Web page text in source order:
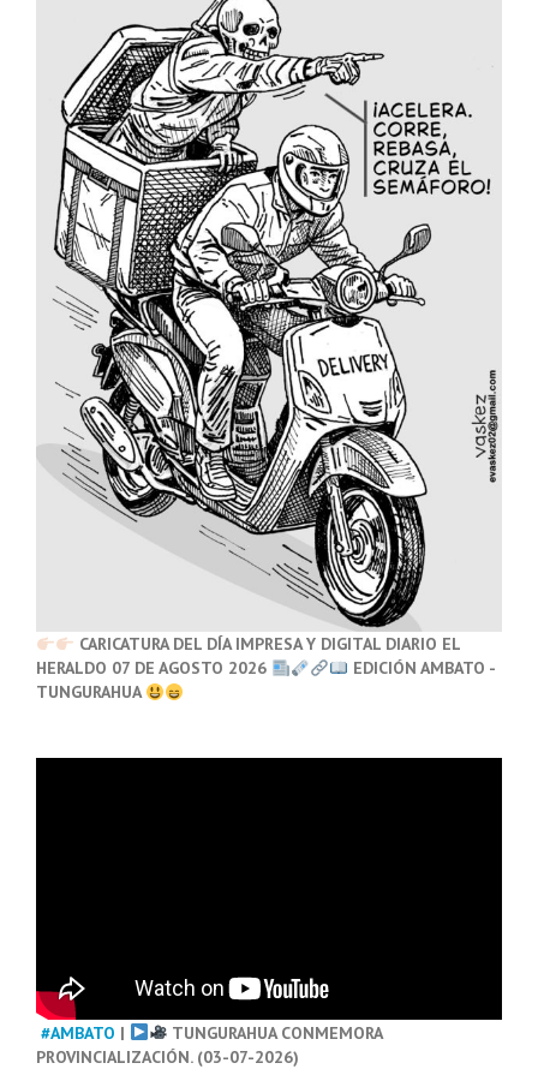
CARICATURA DEL DÍA IMPRESA Y DIGITAL DIARIO EL
HERALDO 07 DE AGOSTO 2026
EDICIÓN AMBATO -
TUNGURAHUA
#AMBATO |
TUNGURAHUA CONMEMORA
PROVINCIALIZACIÓN. (03-07-2026)